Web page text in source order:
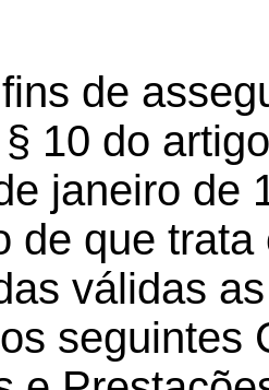
de
10 do
janeiro de
de que
válidas
seguintes